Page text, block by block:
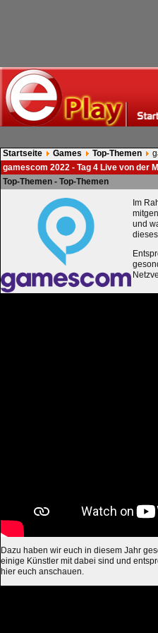
Startseite Games Top-Themen
gamescom 2022 - Tag 4 Live von der
Top-Themen - Top-Themen
Im
und
Dazu haben wir euch in diesem Jahr
einige Künstler mit dabei sind und
hier euch anschauen.